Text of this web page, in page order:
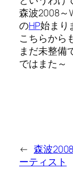
森波2008～
のHP始まり
こちらから
まだ未整備
ではまた～
← 森波
ーティスト